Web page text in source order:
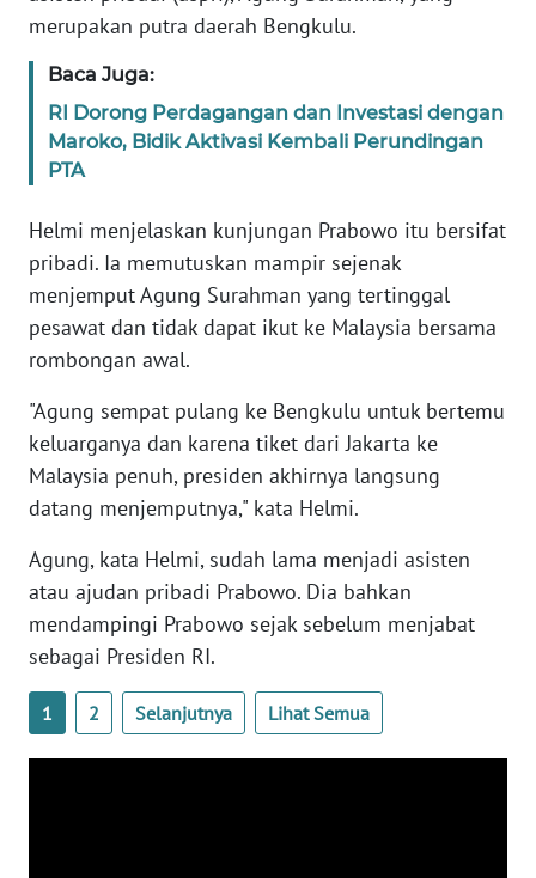
merupakan putra daerah Bengkulu.
Baca Juga:
RI Dorong Perdagangan dan Investasi dengan
Maroko, Bidik Aktivasi Kembali Perundingan
PTA
Helmi menjelaskan kunjungan Prabowo itu bersifat
pribadi. Ia memutuskan mampir sejenak
menjemput Agung Surahman yang tertinggal
pesawat dan tidak dapat ikut ke Malaysia bersama
rombongan awal.
"Agung sempat pulang ke Bengkulu untuk bertemu
keluarganya dan karena tiket dari Jakarta ke
Malaysia penuh, presiden akhirnya langsung
datang menjemputnya," kata Helmi.
Agung, kata Helmi, sudah lama menjadi asisten
atau ajudan pribadi Prabowo. Dia bahkan
mendampingi Prabowo sejak sebelum menjabat
sebagai Presiden RI.
1 2 Selanjutnya Lihat Semua
SUMUT
JAKARTA
WN
WN
BANTEN
WN
WN
KEPRI
PAPUA
WN
PAPUA
BARAT
WN
RIAU